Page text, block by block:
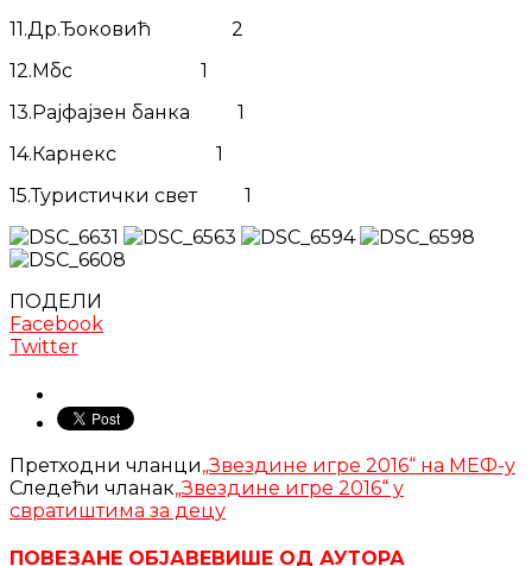
11.Др.Ђоковић 2
12.Мбс 1
13.Рајфајзен банка 1
14.Карнекс 1
15.Туристички свет 1
ПОДЕЛИ
Facebook
Twitter
Претходни чланци„Звездине игре 2016“ на МЕФ-у
Следећи чланак„Звездине игре 2016“ у
свратиштима за децу
ПОВЕЗАНЕ ОБЈАВЕВИШЕ ОД АУТОРА